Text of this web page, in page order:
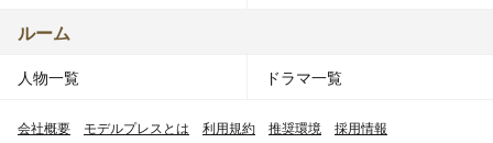
ルーム
人物一覧 ドラマ一覧
会社概要 モデルプレスとは 利用規約 推奨環境 採用情報